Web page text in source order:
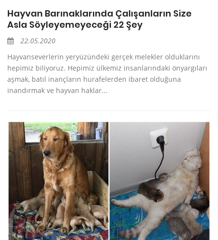
Hayvan Barınaklarında Çalışanların Size
Asla Söyleyemeyeceği 22 Şey
22.05.2020
Hayvanseverlerin yeryüzündeki gerçek melekler olduklarını
hepimiz biliyoruz. Hepimiz ülkemiz insanlarındaki önyargıları
aşmak, batıl inançların hurafelerden ibaret olduğuna
inandırmak ve hayvan haklar...